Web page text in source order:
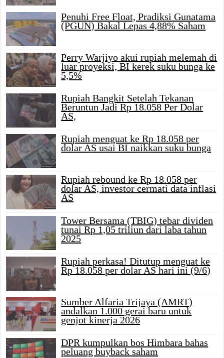
Penuhi Free Float, Pradiksi Gunatama
(PGUN) Bakal Lepas 4,88% Saham
Perry Warjiyo akui rupiah melemah di
luar proyeksi, BI kerek suku bunga ke
5,5%
Rupiah Bangkit Setelah Tekanan
Beruntun Jadi Rp 18.058 Per Dolar
AS,
Rupiah menguat ke Rp 18.058 per
dolar AS usai BI naikkan suku bunga
Rupiah rebound ke Rp 18.058 per
dolar AS, investor cermati data inflasi
AS
Tower Bersama (TBIG) tebar dividen
tunai Rp 1,05 triliun dari laba tahun
2025
Rupiah perkasa! Ditutup menguat ke
Rp 18.058 per dolar AS hari ini (9/6)
Sumber Alfaria Trijaya (AMRT)
andalkan 1.000 gerai baru untuk
genjot kinerja 2026
DPR kumpulkan bos Himbara bahas
peluang buyback saham